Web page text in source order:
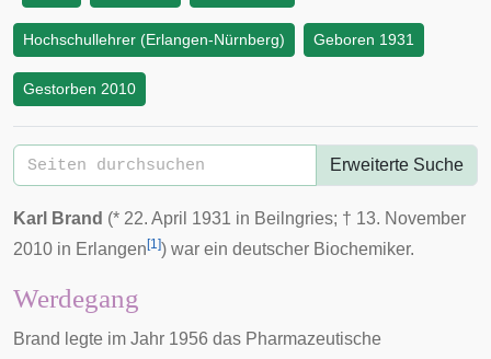
Hochschullehrer (Erlangen-Nürnberg) Geboren 1931
Gestorben 2010
Erweiterte Suche
Karl Brand (* 22. April 1931 in Beilngries; † 13. November
2010 in Erlangen [1]) war ein deutscher Biochemiker.
Werdegang
Brand legte im Jahr 1956 das Pharmazeutische